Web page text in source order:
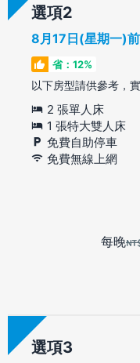
選項
8月17日(星期一)
省：12%
以下房型請供參考，
2 張單人床
1 張特大雙人床
免費自助停車
免費無線上網
每晚
選項